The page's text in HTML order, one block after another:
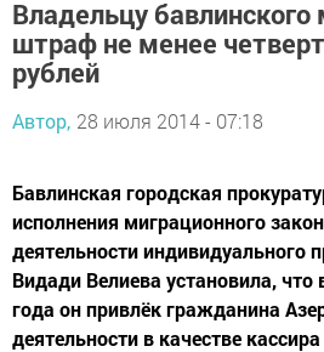
Владельцу бавлинского
штраф не менее
рублей
Автор, 28 июля 2014 - 07:18
Бавлинская городская
исполнения миграционного
деятельности индивидуального
Видади Велиева установила,
года он привлёк гражданина
деятельности в качестве